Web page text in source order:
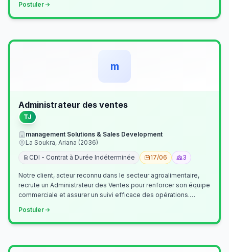
Postuler
m
Administrateur des ventes
TJ
management Solutions & Sales Development
La Soukra, Ariana (2036)
CDI - Contrat à Durée Indéterminée
17/06 3
Notre client, acteur reconnu dans le secteur agroalimentaire,
recrute un Administrateur des Ventes pour renforcer son équipe
commerciale et assurer un suivi efficace des opérations.
Postuler